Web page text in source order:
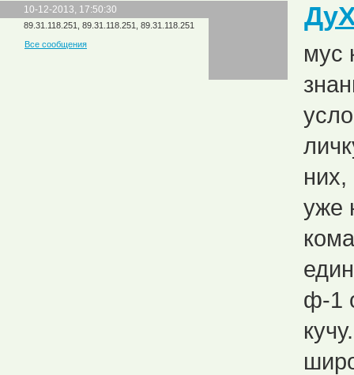
10-12-2013, 17:50:30
89.31.118.251, 89.31.118.251, 89.31.118.251
Все сообщения
мус
них,
уже
ф-1
кучу.